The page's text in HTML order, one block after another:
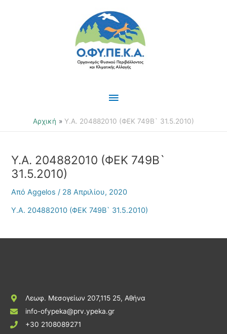
Κύριο
Μενού
Αρχική Υ.Α. 204882010 (ΦΕΚ 749Β` 31.5.2010)
Υ.Α. 204882010 (ΦΕΚ 749Β`
31.5.2010)
ΑπόAggelos/ 28 Απριλίου, 2020
Υ.Α. 204882010 (ΦΕΚ 749Β` 31.5.2010)
Λεωφ. Μεσογείων 207,115 25, Αθήνα
info-ofypeka@prv.ypeka.gr
+30 2108089271